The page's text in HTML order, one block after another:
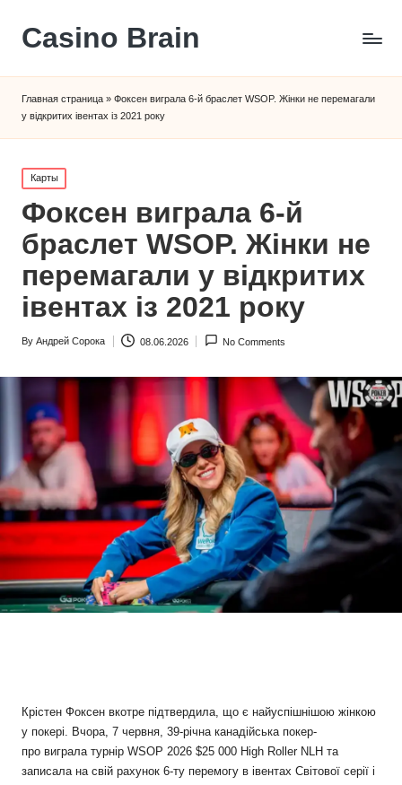
Сasino Brain
Главная страница » Фоксен виграла 6-й браслет WSOP. Жінки не перемагали
у відкритих івентах із 2021 року
Posted
in
Карты
Фоксен виграла 6-й
браслет WSOP. Жінки не
перемагали у відкритих
івентах із 2021 року
Posted
By Андрей Сорока 08.06.2026 No Comments
Крістен Фоксен вкотре підтвердила, що є найуспішнішою жінкою
у покері. Вчора, 7 червня, 39-річна канадійська покер-
про виграла турнір WSOP 2026 $25 000 High Roller NLH та
записала на свій рахунок 6-ту перемогу в івентах Світової серії і